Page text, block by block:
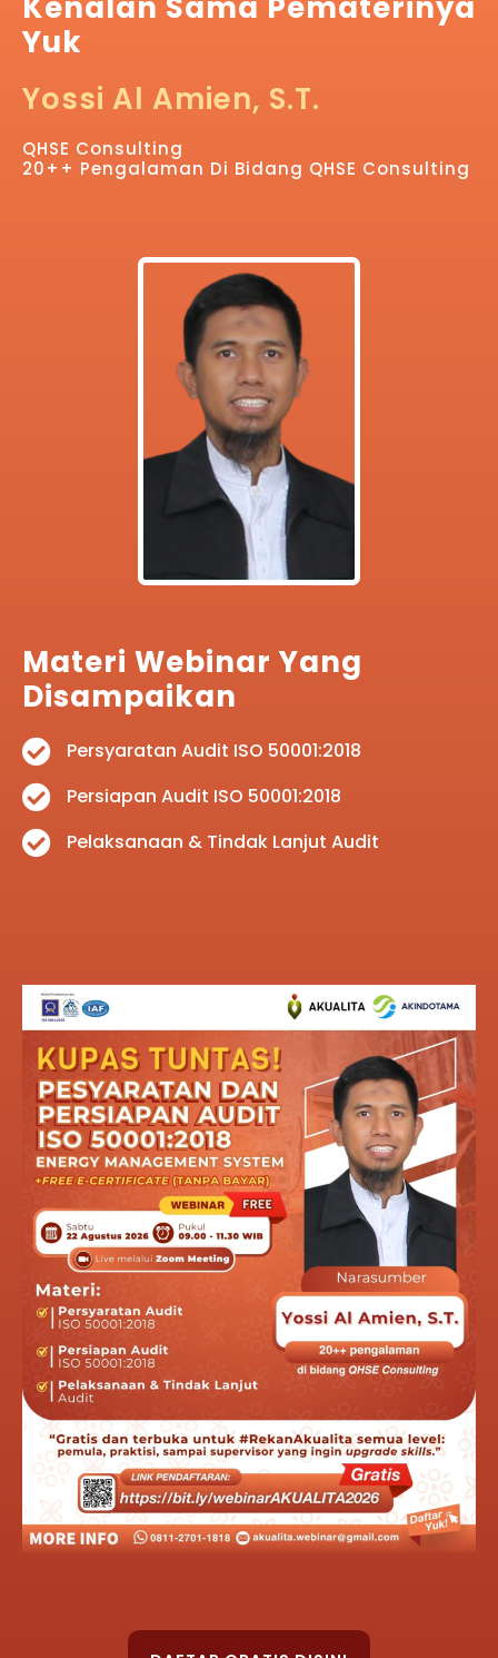
Yuk
Yossi Al Amien, S.T.
QHSE Consulting
20++ Pengalaman Di Bidang QHSE Consulting
Materi Webinar Yang
Disampaikan
Persyaratan Audit ISO 50001:2018
Persiapan Audit ISO 50001:2018
Pelaksanaan & Tindak Lanjut Audit